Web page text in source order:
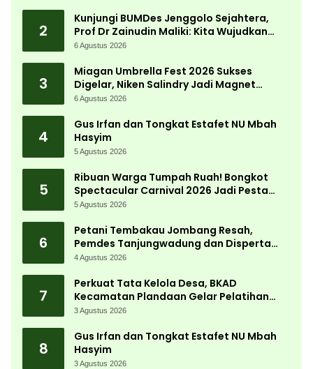
2
Kunjungi BUMDes Jenggolo Sejahtera,
Prof Dr Zainudin Maliki: Kita Wujudkan
Kemandirian Ekonomi dengan Potensi
6 Agustus 2026
3
Miagan Umbrella Fest 2026 Sukses
Digelar, Niken Salindry Jadi Magnet
Ribuan Pengunjung
6 Agustus 2026
4
Gus Irfan dan Tongkat Estafet NU Mbah
Hasyim
5 Agustus 2026
5
Ribuan Warga Tumpah Ruah! Bongkot
Spectacular Carnival 2026 Jadi Pesta
Kemerdekaan Terbesar di Peterongan
5 Agustus 2026
6
Petani Tembakau Jombang Resah,
Pemdes Tanjungwadung dan Disperta
Bergerak Cepat
4 Agustus 2026
7
Perkuat Tata Kelola Desa, BKAD
Kecamatan Plandaan Gelar Pelatihan
Aparatur Pemdes
3 Agustus 2026
8
Gus Irfan dan Tongkat Estafet NU Mbah
Hasyim
3 Agustus 2026